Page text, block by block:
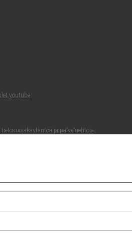
tie­to­suo­ja­käy­tän­töä ja pal­ve­lueh­to­ja